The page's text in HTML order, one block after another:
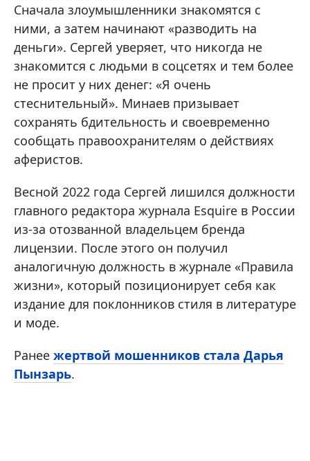
Сначала злоумышленники знакомятся с
ними, а затем начинают «разводить на
деньги». Сергей уверяет, что никогда не
знакомится с людьми в соцсетях и тем более
не просит у них денег: «Я очень
стеснительный». Минаев призывает
сохранять бдительность и своевременно
сообщать правоохранителям о действиях
аферистов.
Весной 2022 года Сергей лишился должности
главного редактора журнала Esquire в России
из-за отозванной владельцем бренда
лицензии. После этого он получил
аналогичную должность в журнале «Правила
жизни», который позиционирует себя как
издание для поклонников стиля в литературе
и моде.
Ранее жертвой мошенников стала Дарья
Пынзарь.